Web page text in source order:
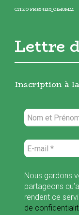
CITEO FR354125_01HOMM
Lettre
Inscription à
Nous gardons
partageons
rendent ce
de